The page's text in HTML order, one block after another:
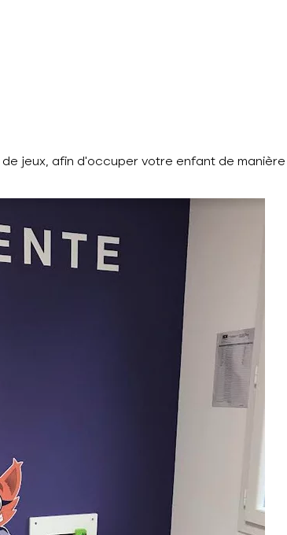
jeux, afin d’occuper votre enfant de